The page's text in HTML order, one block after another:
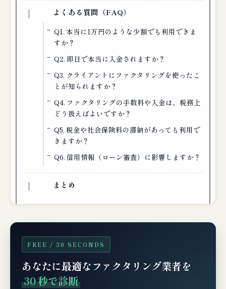
よくある質問（FAQ）
Q1. 本当に1万円のような少額でも利用できま
すか？
Q2. 即日で本当に入金されますか？
Q3. クライアントにファクタリングを使ったこ
とが知られますか？
Q4. ファクタリングの手数料や入金は、税務上
どう扱えばよいですか？
Q5. 税金や社会保険料の滞納があっても利用で
きますか？
Q6. 信用情報（ローン審査）に影響しますか？
まとめ
FREE / 30 SECONDS
あなたに最適なファクタリング業者を
30 秒で診断